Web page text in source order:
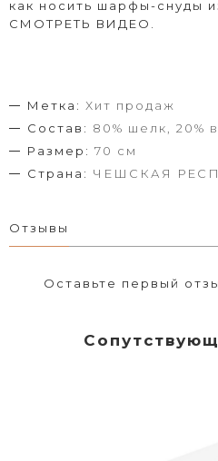
как носить шарфы-снуды
СМОТРЕТЬ ВИДЕО.
Метка: Хит продаж
Состав: 80% шелк, 20%
Размер: 70 см
Страна: ЧЕШСКАЯ
Отзывы
Оставьте первый